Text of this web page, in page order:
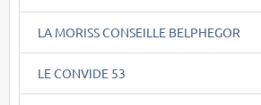
LA MORISS CONSEILLE BELPHEGOR
LE CONVIDE 53